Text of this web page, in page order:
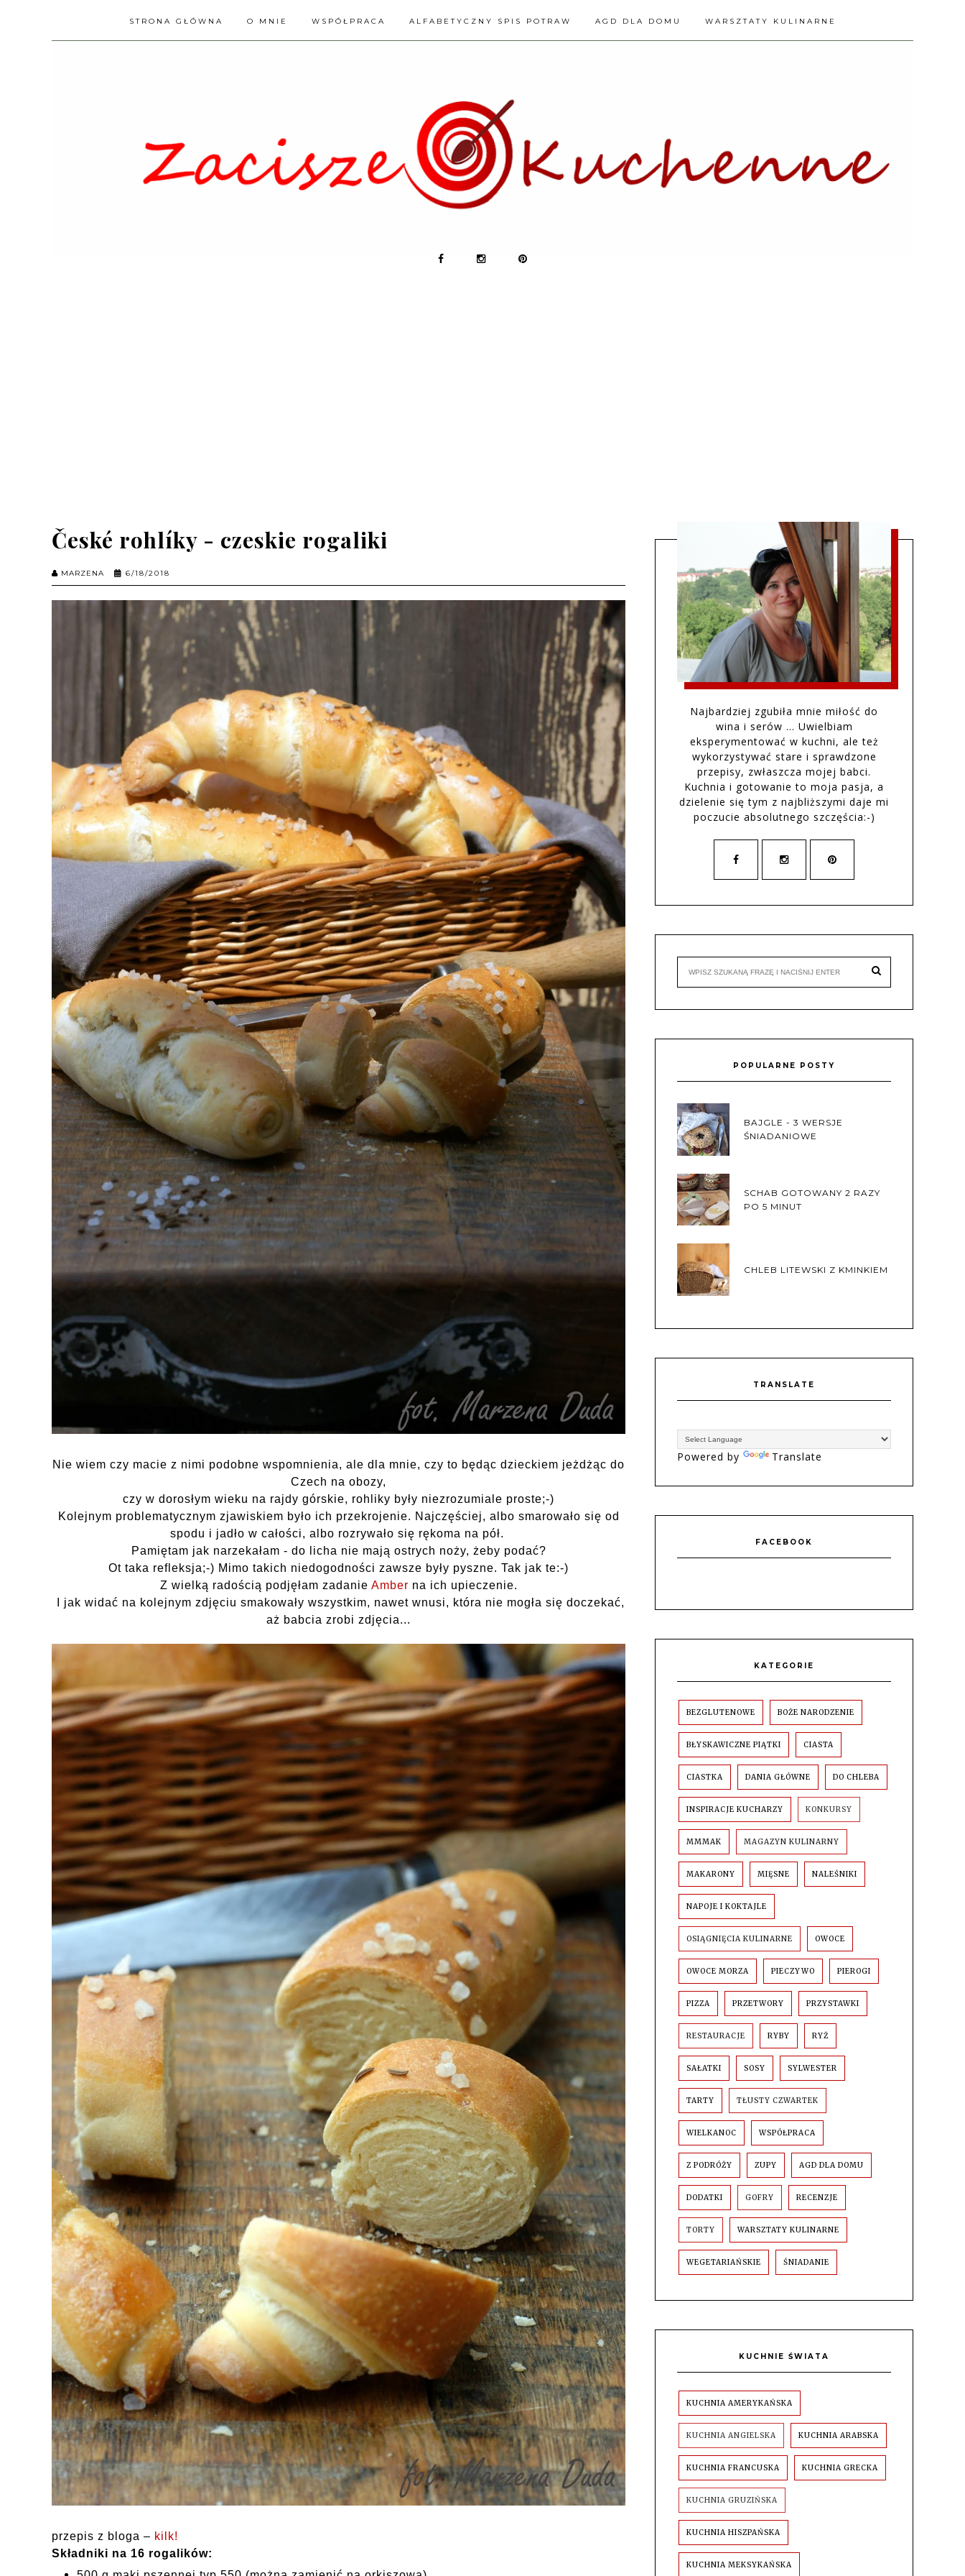
STRONA GŁÓWNA O MNIE WSPÓŁPRACA ALFABETYCZNY SPIS POTRAW AGD DLA DOMU WARSZTATY KULINARNE
České rohlíky - czeskie rogaliki
MARZENA 6/18/2018
Nie wiem czy macie z nimi podobne wspomnienia, ale dla mnie, czy to będąc dzieckiem jeżdżąc do
Czech na obozy,
czy w dorosłym wieku na rajdy górskie, rohliky były niezrozumiale proste;-)
Kolejnym problematycznym zjawiskiem było ich przekrojenie. Najczęściej, albo smarowało się od
spodu i jadło w całości, albo rozrywało się rękoma na pół.
Pamiętam jak narzekałam - do licha nie mają ostrych noży, żeby podać?
Ot taka refleksja;-) Mimo takich niedogodności zawsze były pyszne. Tak jak te:-)
Z wielką radością podjęłam zadanie Amber na ich upieczenie.
I jak widać na kolejnym zdjęciu smakowały wszystkim, nawet wnusi, która nie mogła się doczekać,
aż babcia zrobi zdjęcia...
przepis z bloga – kilk!
Składniki na 16 rogalików:
Najbardziej zgubiła mnie miłość do
wina i serów … Uwielbiam
eksperymentować w kuchni, ale też
wykorzystywać stare i sprawdzone
przepisy, zwłaszcza mojej babci.
Kuchnia i gotowanie to moja pasja, a
dzielenie się tym z najbliższymi daje mi
poczucie absolutnego szczęścia:-)
POPULARNE POSTY
BAJGLE - 3 WERSJE
ŚNIADANIOWE
SCHAB GOTOWANY 2 RAZY
PO 5 MINUT
CHLEB LITEWSKI Z KMINKIEM
TRANSLATE
Powered by Translate
FACEBOOK
KATEGORIE
BEZGLUTENOWE BOŻE NARODZENIE
BŁYSKAWICZNE PIĄTKI CIASTA
CIASTKA DANIA GŁÓWNE DO CHLEBA
INSPIRACJE KUCHARZY KONKURSY
MMMAK MAGAZYN KULINARNY
MAKARONY MIĘSNE NALEŚNIKI
NAPOJE I KOKTAJLE
OSIĄGNIĘCIA KULINARNE OWOCE
OWOCE MORZA PIECZYWO PIEROGI
PIZZA PRZETWORY PRZYSTAWKI
RESTAURACJE RYBY RYŻ
SAŁATKI SOSY SYLWESTER
TARTY TŁUSTY CZWARTEK
WIELKANOC WSPÓŁPRACA
Z PODRÓŻY ZUPY AGD DLA DOMU
DODATKI GOFRY RECENZJE
TORTY WARSZTATY KULINARNE
WEGETARIAŃSKIE ŚNIADANIE
KUCHNIE ŚWIATA
KUCHNIA AMERYKAŃSKA
KUCHNIA ANGIELSKA KUCHNIA ARABSKA
KUCHNIA FRANCUSKA KUCHNIA GRECKA
KUCHNIA GRUZIŃSKA
KUCHNIA HISZPAŃSKA
KUCHNIA MEKSYKAŃSKA